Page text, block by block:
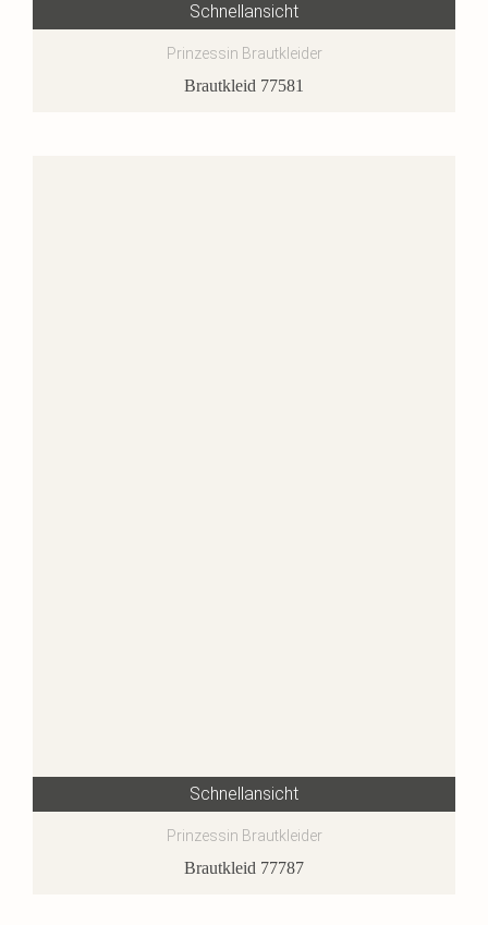
Schnellansicht
Prinzessin Brautkleider
Brautkleid 77581
Schnellansicht
Prinzessin Brautkleider
Brautkleid 77787